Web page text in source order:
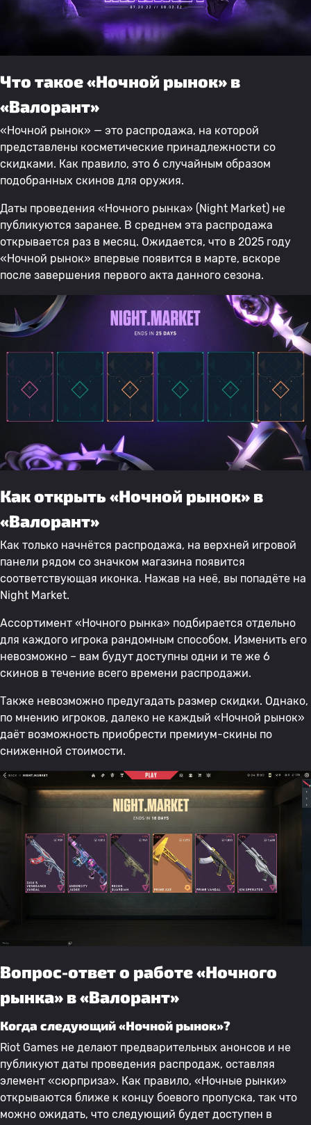
Что такое «Ночной рынок» в
«Валорант»
«Ночной рынок» — это распродажа, на которой
представлены косметические принадлежности со
скидками. Как правило, это 6 случайным образом
подобранных скинов для оружия.
Даты проведения «Ночного рынка» (Night Market) не
публикуются заранее. В среднем эта распродажа
открывается раз в месяц. Ожидается, что в 2025 году
«Ночной рынок» впервые появится в марте, вскоре
после завершения первого акта данного сезона.
Как открыть «Ночной рынок» в
«Валорант»
Как только начнётся распродажа, на верхней игровой
панели рядом со значком магазина появится
соответствующая иконка. Нажав на неё, вы попадёте на
Night Market.
Ассортимент «Ночного рынка» подбирается отдельно
для каждого игрока рандомным способом. Изменить его
невозможно – вам будут доступны одни и те же 6
скинов в течение всего времени распродажи.
Также невозможно предугадать размер скидки. Однако,
по мнению игроков, далеко не каждый «Ночной рынок»
даёт возможность приобрести премиум-скины по
сниженной стоимости.
Вопрос-ответ о работе «Ночного
рынка» в «Валорант»
Когда следующий «Ночной рынок»?
Riot Games не делают предварительных анонсов и не
публикуют даты проведения распродаж, оставляя
элемент «сюрприза». Как правило, «Ночные рынки»
открываются ближе к концу боевого пропуска, так что
можно ожидать, что следующий будет доступен в